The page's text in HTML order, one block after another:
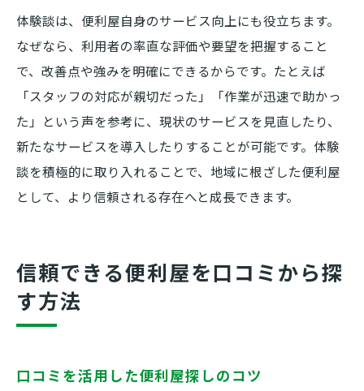
体験談は、便利屋自身のサービス向上にも役立ちます。
なぜなら、利用者の率直な評価や要望を把握すること
で、改善点や強みを明確にできるからです。たとえば
「スタッフの対応が親切だった」「作業が迅速で助かっ
た」という声を参考に、現状のサービスを見直したり、
新たなサービスを導入したりすることが可能です。体験
談を積極的に取り入れることで、地域に根ざした便利屋
として、より信頼される存在へと成長できます。
信頼できる便利屋を口コミから探
す方法
口コミを活用した便利屋探しのコツ